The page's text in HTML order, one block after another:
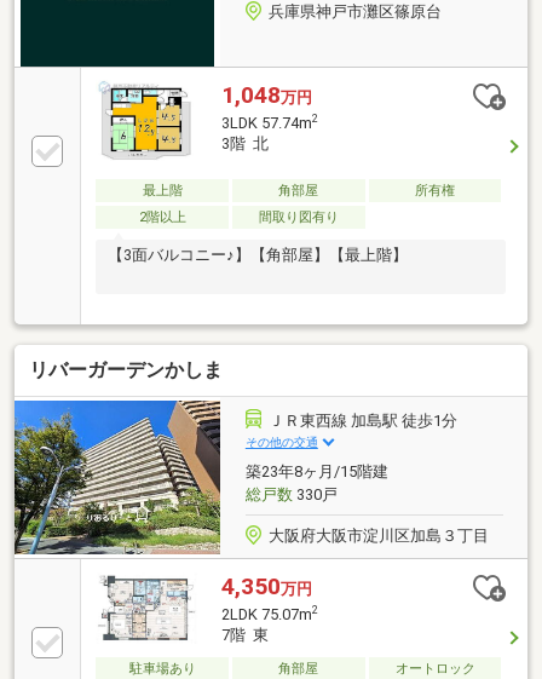
兵庫県神戸市灘区篠原台
1,048万円
3LDK 57.74m2
3階 北
最上階 角部屋
所有権
2階以上
間取り図有り
【3面バルコニー♪】【角部屋】【最上階】
リバーガーデンかしま
ＪＲ東西線 加島駅 徒歩1分
その他の交通
築23年8ヶ月/15階建
総戸数330戸
大阪府大阪市淀川区加島３丁目
4,350万円
2LDK 75.07m2
7階 東
駐車場あり 角部屋
オートロック